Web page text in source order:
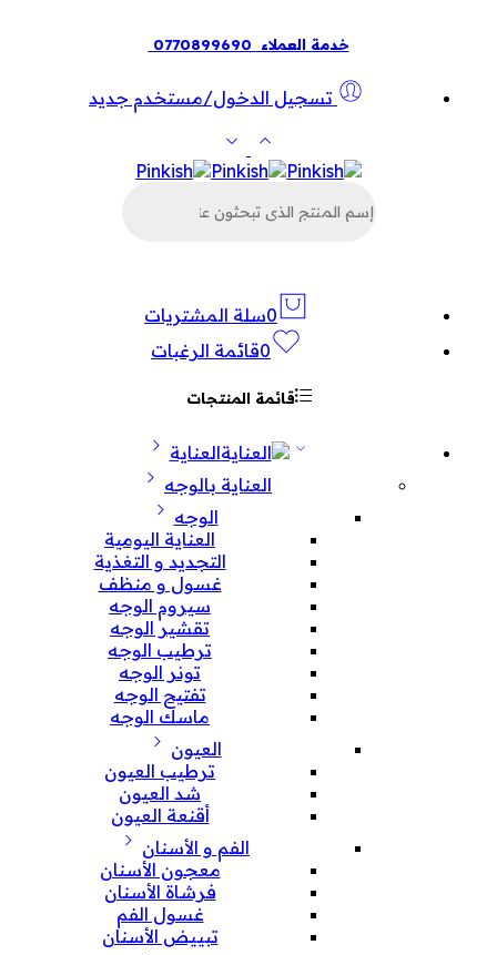
خدمة العملاء 0770899690
تسجيل الدخول/مستخدم جديد
عن
0سلة المشتريات
0قائمة الرغبات
قائمة المنتجات
العناية
العناية بالوجه
الوجه
العناية اليومية
التجديد و التغذية
غسول و منظف
سيروم الوجه
تقشير الوجه
ترطيب الوجه
تونر الوجه
تفتيح الوجه
ماسك الوجه
العيون
ترطيب العيون
شد العيون
أقنعة العيون
الفم و الأسنان
معجون الأسنان
فرشاة الأسنان
غسول الفم
تبييض الأسنان